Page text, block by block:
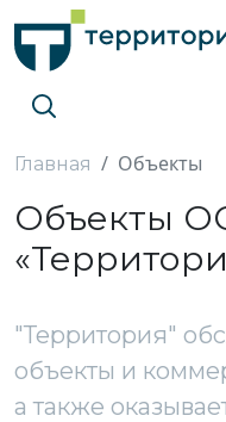
Главная Объекты
Объекты
"Территория"
объекты и
а также